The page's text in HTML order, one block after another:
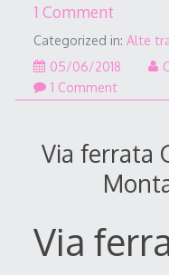
1 Comment
Categorized in: Alte
05/06/201802/05/
1 Comment
Via ferrata
Via